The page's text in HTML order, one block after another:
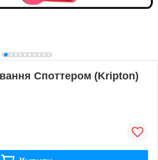
Споттером (Kripton)